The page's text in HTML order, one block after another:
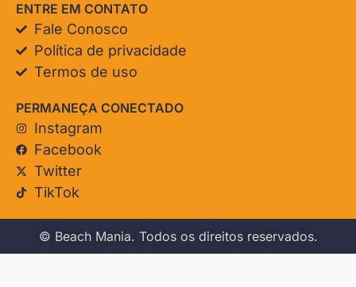
ENTRE EM CONTATO
Fale Conosco
Política de privacidade
Termos de uso
PERMANEÇA CONECTADO
Instagram
Facebook
Twitter
TikTok
© Beach Mania. Todos os direitos reservados.